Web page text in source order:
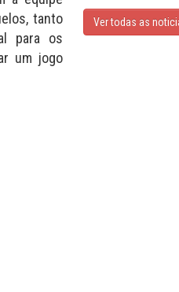
tanto
para os
um jogo
Ver todas as